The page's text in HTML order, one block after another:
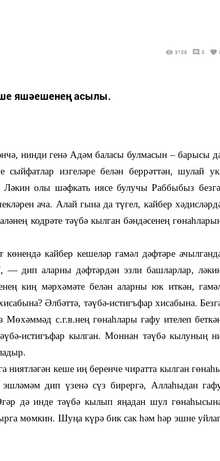
3106 0
яшәешенең асылы.
нинди генә Адәм баласы булмасын – барысы
сыйфатлар изгеләре белән беррәттән, шулай ук
Ләкин олы шәфкать иясе булучы Раббыбыз безгә
ача. Алай гына да түгел, кайбер
кодрәте тәүбә кылган бәндәсенең
көнендә кайбер кешеләр гамәл дәфтәре
—дип аларны дәфтәрдән эзли башларлар,
киң мәрхәмәте белән аларны юк иткән,
Әлбәттә, тәүбә-истигъфар хисабына.
Мөхәммәд с.г.в.нең гөнаһлары гафу ителеп
истигъфар кылган. Моннан тәүбә кылуның
ниятләгән кеше иң беренче чиратта кылган
дип үзенә сүз бирергә, Аллаһыдан
дә инде тәүбә кылып яңадан шул
мөмкин. Шуңа күрә бик сак һәм һәр эшне